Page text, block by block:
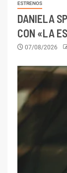
ESTRENOS
DANIELA
CON «LA
07/08/2026